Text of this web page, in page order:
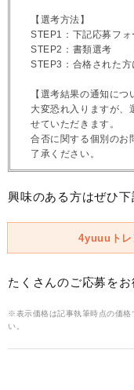
【選考方法】
STEP1：下記応募フ
STEP2：書類選考
STEP3：合格された
【選考結果の通知につ
大変恐れ入りますが、
せていただきます。
合否に関する個別のお
了承ください。
興味のある方はぜひ下
4yuuuトレ
たくさんのご応募をお
※表示価格は記事執筆時点の価格
い。